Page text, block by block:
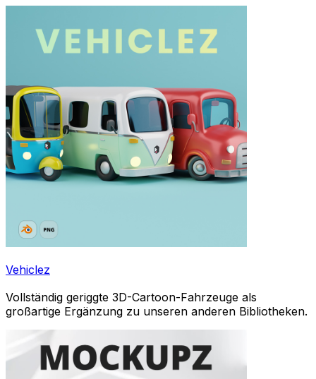
Vehiclez
Vollständig geriggte 3D-Cartoon-Fahrzeuge als
großartige Ergänzung zu unseren anderen Bibliotheken.